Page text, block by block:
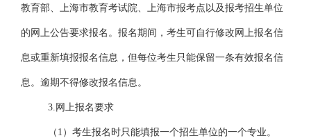
教育部、上海市教育考试院、上海市报考点以及报考招生单位
的网上公告要求报名。报名期间，考生可自行修改网上报名信
息或重新填报报名信息，但每位考生只能保留一条有效报名信
息。逾期不得修改报名信息。
3.网上报名要求
（ 1）考生报名时只能填报一个招生单位的一个专业。